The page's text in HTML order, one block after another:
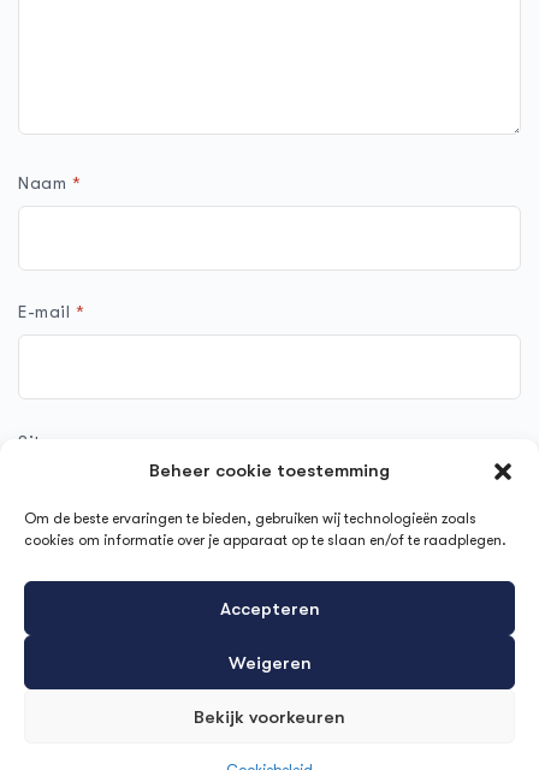
Beheer cookie toestemming
Om de beste ervaringen te bieden, gebruiken wij technologieën zoals
cookies om informatie over je apparaat op te slaan en/of te raadplegen.
Accepteren
Weigeren
Bekijk voorkeuren
Naam *
E-mail *
Site
volgende keer wanneer ik een reactie plaats.